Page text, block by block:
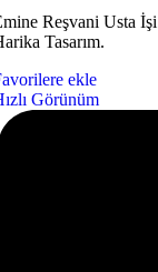
Reşvani Usta
Tasarım.
ekle
Görünüm